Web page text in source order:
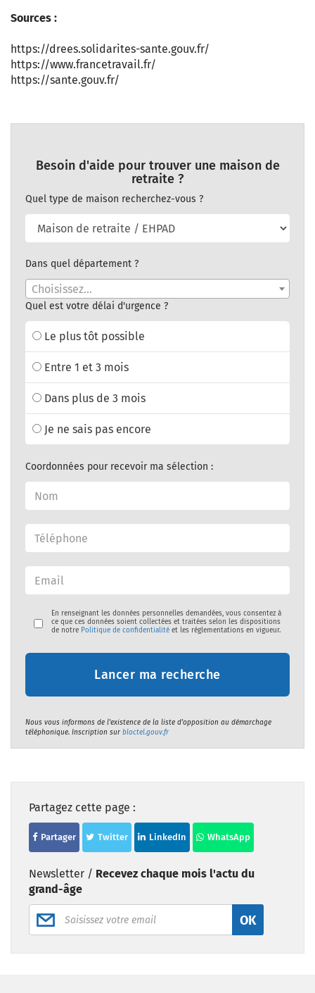
Sources :
https://drees.solidarites-sante.gouv.fr/
https://www.francetravail.fr/
https://sante.gouv.fr/
Besoin d'aide pour trouver une maison de
retraite ?
Quel type de maison recherchez-vous ?
Dans quel département ?
Choisissez...
Quel est votre délai d'urgence ?
Le plus tôt possible
Entre 1 et 3 mois
Dans plus de 3 mois
Je ne sais pas encore
Coordonnées pour recevoir ma sélection :
En renseignant les données personnelles demandées, vous consentez à
ce que ces données soient collectées et traitées selon les dispositions
de notre Politique de confidentialité et les réglementations en vigueur.
Lancer ma recherche
Nous vous informons de l'existence de la liste d'opposition au démarchage
téléphonique. Inscription sur bloctel.gouv.fr
Partagez cette page :
Partager Twitter LinkedIn WhatsApp
Newsletter / Recevez chaque mois l'actu du
grand-âge
OK